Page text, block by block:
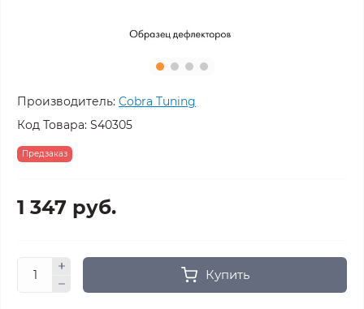
Производитель: Cobra Tuning
Код Товара: S40305
Предзаказ
1 347 руб.
Купить